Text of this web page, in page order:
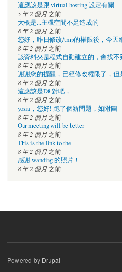
這應該是跟 virtual hosting 設定有關
5 年 2 個月 之前
大概是...主機空間不足造成的
8 年 2 個月 之前
您好，昨日修改/tmp的權限後，今天
8 年 2 個月 之前
該資料夾是程式自動建立的，會找不
8 年 2 個月 之前
謝謝您的提醒，已經修改權限了，但
8 年 2 個月 之前
這應該是D8 對吧，
8 年 2 個月 之前
yosia，您好! 跑了個新問題，如附圖
8 年 2 個月 之前
Our meeting will be better
8 年 2 個月 之前
This is the link to the
8 年 2 個月 之前
感謝 wanding 的照片！
8 年 2 個月 之前
Powered by Drupal